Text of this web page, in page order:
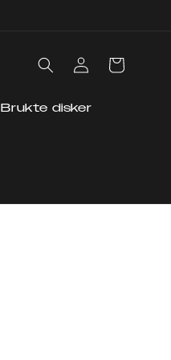
Brukte disker
Logg
inn
Handlekurv